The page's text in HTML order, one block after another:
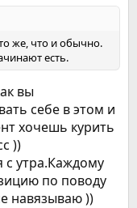
же, что и обычно.
есть.
вы
себе в этом и
хочешь курить
))
утра.Каждому
по поводу
навязываю ))